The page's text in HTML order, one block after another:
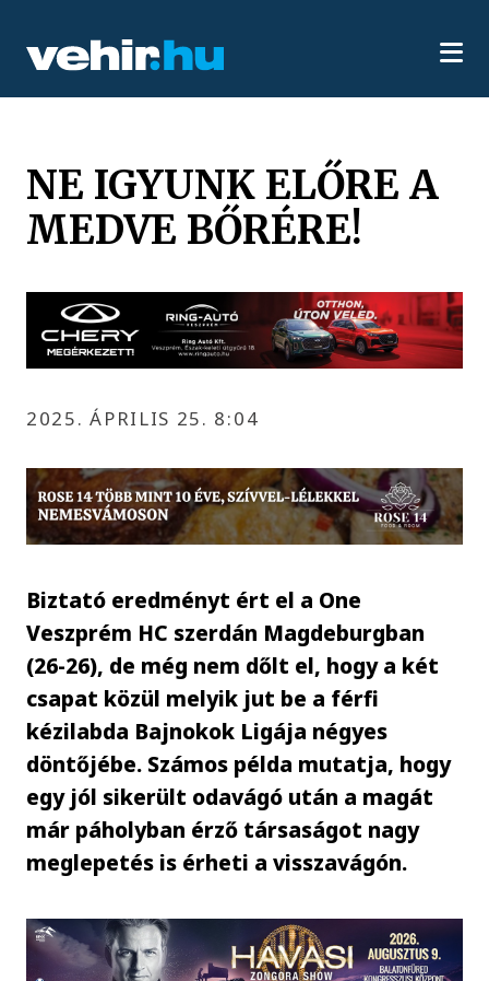
NE IGYUNK ELŐRE A
MEDVE BŐRÉRE!
2025. ÁPRILIS 25. 8:04
Biztató eredményt ért el a One
Veszprém HC szerdán Magdeburgban
(26-26), de még nem dőlt el, hogy a két
csapat közül melyik jut be a férfi
kézilabda Bajnokok Ligája négyes
döntőjébe. Számos példa mutatja, hogy
egy jól sikerült odavágó után a magát
már páholyban érző társaságot nagy
meglepetés is érheti a visszavágón.